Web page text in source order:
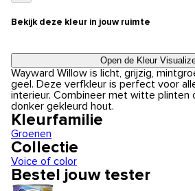
Bekijk deze kleur in jouw ruimte
Open de Kleur
Wayward Willow is licht, grijzig,
geel. Deze verfkleur is perfect voor
interieur. Combineer met witte plinten
donker gekleurd hout.
Kleurfamilie
Groenen
Collectie
Voice of color
Bestel jouw tester